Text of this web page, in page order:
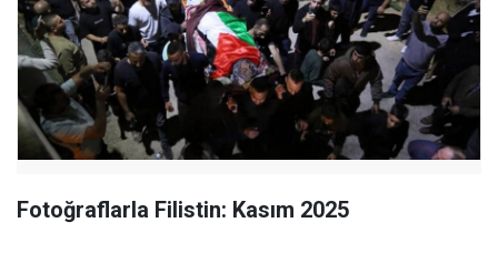
Fotoğraflarla Filistin: Kasım 2025